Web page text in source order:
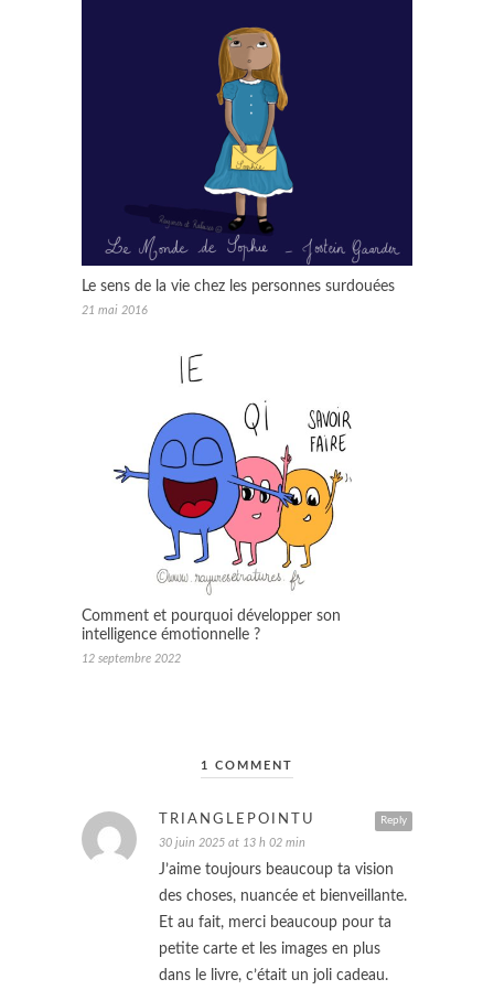
Le sens de la vie chez les personnes surdouées
21 mai 2016
Comment et pourquoi développer son
intelligence émotionnelle ?
12 septembre 2022
1 COMMENT
Reply
TRIANGLEPOINTU
30 juin 2025 at 13 h 02 min
J’aime toujours beaucoup ta vision
des choses, nuancée et bienveillante.
Et au fait, merci beaucoup pour ta
petite carte et les images en plus
dans le livre, c’était un joli cadeau.